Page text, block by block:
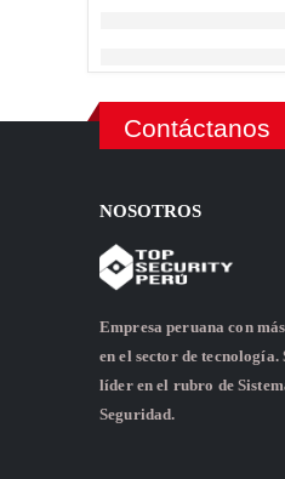
Contáctanos
NOSOTROS
Empresa peruana con
en el sector de tecnología.
líder en el rubro de
Seguridad.